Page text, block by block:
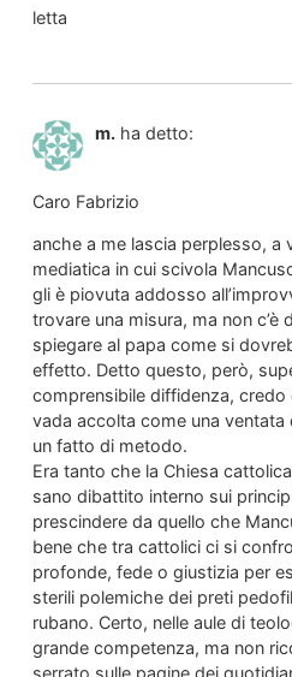
letta
m. ha detto:
Caro Fabrizio
anche a me lascia perplesso, a
mediatica in cui scivola
gli è piovuta addosso
trovare una misura, ma non c’è
spiegare al papa come si
effetto. Detto questo, però,
comprensibile diffidenza,
vada accolta come una ventata
un fatto di metodo.
Era tanto che la Chiesa
sano dibattito interno sui
prescindere da quello che
bene che tra cattolici ci si
profonde, fede o giustizia per
sterili polemiche dei preti
rubano. Certo, nelle aule di
grande competenza, ma non